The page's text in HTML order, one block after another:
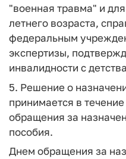
"военная травма" и
летнего возраста,
федеральным
экспертизы,
инвалидности с
5. Решение о
принимается в
обращения за
пособия.
Днем обращения за